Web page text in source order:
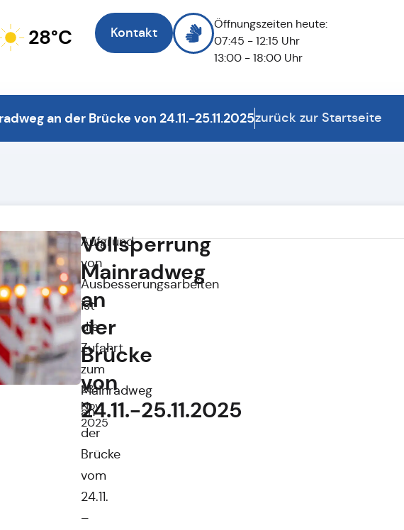
28°C Kontakt
Öffnungszeiten heute:
07:45 - 12:15 Uhr
13:00 - 18:00 Uhr
an der Brücke von 24.11.-25.11.2025zurück zur Startseite
23.
Nov.
2025
Vollsperrung
Mainradweg
an
der
Brücke
von
24.11.-25.11.2025
Aufgrund
von
Ausbesserungsarbeiten
ist
die
Zufahrt
zum
Mainradweg
an
der
Brücke
vom
24.11.
–